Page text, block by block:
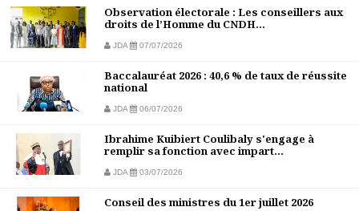
Observation électorale : Les conseillers aux
droits de l’Homme du CNDH...
JDA 07/07/2026
Baccalauréat 2026 : 40,6 % de taux de réussite
national
JDA 06/07/2026
Ibrahime Kuibiert Coulibaly s'engage à
remplir sa fonction avec impart...
JDA 03/07/2026
Conseil des ministres du 1er juillet 2026